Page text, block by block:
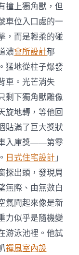
撞上獨角獸，但
車位入口處的一
，而是輕柔的碰
濃會所設計郁
猛地從柱子爆發
車。光芒消失
剩下獨角獸雕像
旋地轉，等他回
貼滿了巨大獎狀
入庫獎——第零
日式住宅設計」
探出頭，發現周
無際、由無數白
氣聞起來像是新
力似乎是隨機變
游泳池裡。他試
禪風室內設